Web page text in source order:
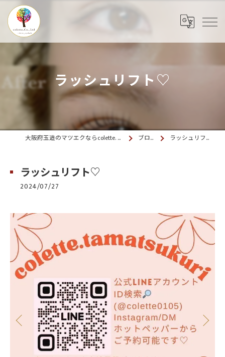
ラッシュリフト♡
大阪府玉造のマツエクならcolette. 玉造 ブログ ラッシュリフト♡
ラッシュリフト♡
2024/07/27